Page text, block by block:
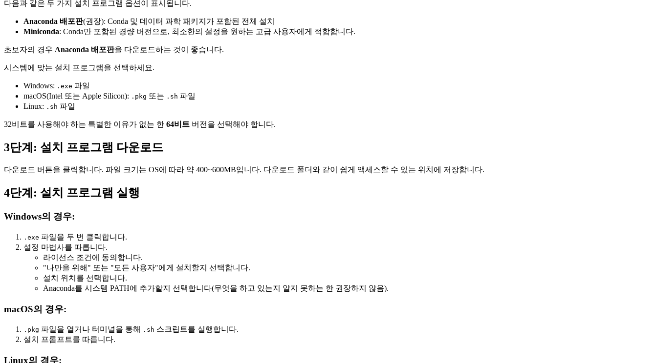
다음과 같은 두 가지 설치 프로그램 옵션이 표시됩니다.
Anaconda 배포판(권장): Conda 및 데이터 과학 패키지가 포함된 전체 설치
Miniconda: Conda만 포함된 경량 버전으로, 최소한의 설정을 원하는 고급 사용자에게 적합합니다.
초보자의 경우 Anaconda 배포판을 다운로드하는 것이 좋습니다.
시스템에 맞는 설치 프로그램을 선택하세요.
Windows: .exe 파일
macOS(Intel 또는 Apple Silicon): .pkg 또는 .sh 파일
Linux: .sh 파일
32비트를 사용해야 하는 특별한 이유가 없는 한 64비트 버전을 선택해야 합니다.
3단계: 설치 프로그램 다운로드
다운로드 버튼을 클릭합니다. 파일 크기는 OS에 따라 약 400~600MB입니다. 다운로드 폴더와 같이 쉽게 액세스할 수 있는 위치에 저장합니다.
4단계: 설치 프로그램 실행
Windows의 경우:
.exe 파일을 두 번 클릭합니다.
설정 마법사를 따릅니다.
라이선스 조건에 동의합니다.
"나만을 위해" 또는 "모든 사용자"에게 설치할지 선택합니다.
설치 위치를 선택합니다.
Anaconda를 시스템 PATH에 추가할지 선택합니다(무엇을 하고 있는지 알지 못하는 한 권장하지 않음).
macOS의 경우:
.pkg 파일을 열거나 터미널을 통해 .sh 스크립트를 실행합니다.
설치 프롬프트를 따릅니다.
Linux의 경우: